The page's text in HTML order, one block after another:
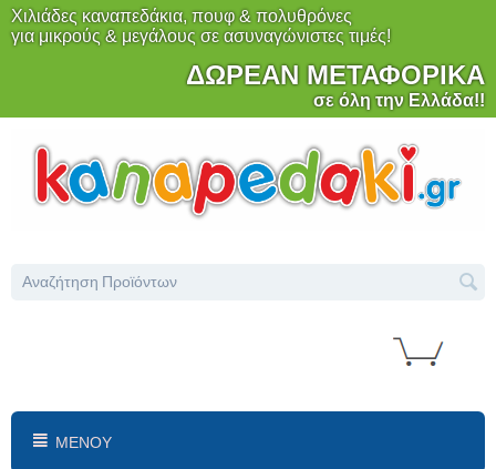
Χιλιάδες καναπεδάκια, πουφ & πολυθρόνες
για μικρούς & μεγάλους σε ασυναγώνιστες τιμές!
ΔΩΡΕΑΝ ΜΕΤΑΦΟΡΙΚΑ
σε όλη την Ελλάδα!!
ΜΕΝΟΎ